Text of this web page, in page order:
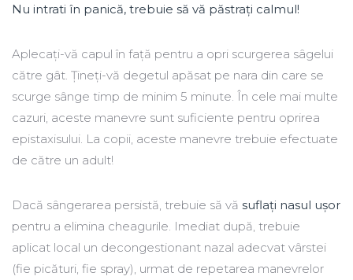
Nu intrati în panică, trebuie să vă păstrați calmul!
Aplecați-vă capul în față pentru a opri scurgerea sâgelui
către gât. Țineți-vă degetul apăsat pe nara din care se
scurge sânge timp de minim 5 minute. În cele mai multe
cazuri, aceste manevre sunt suficiente pentru oprirea
epistaxisului. La copii, aceste manevre trebuie efectuate
de către un adult!
Dacă sângerarea persistă, trebuie să vă suflați nasul ușor
pentru a elimina cheagurile. Imediat după, trebuie
aplicat local un decongestionant nazal adecvat vârstei
(fie picături, fie spray), urmat de repetarea manevrelor